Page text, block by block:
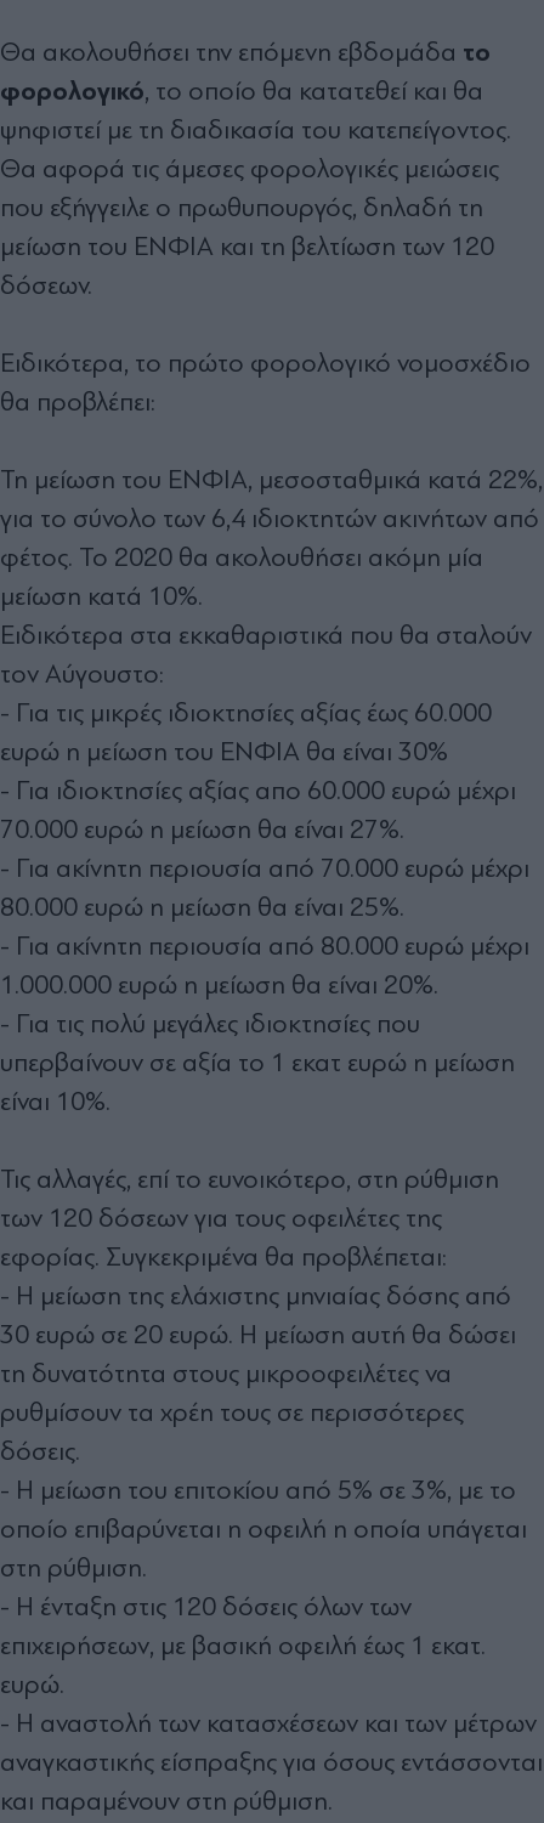
Θα ακολουθήσει την επόμενη εβδομάδα το
φορολογικό, το οποίο θα κατατεθεί και θα
ψηφιστεί με τη διαδικασία του κατεπείγοντος.
Θα αφορά τις άμεσες φορολογικές μειώσεις
που εξήγγειλε ο πρωθυπουργός, δηλαδή τη
μείωση του ΕΝΦΙΑ και τη βελτίωση των 120
δόσεων.
Ειδικότερα, το πρώτο φορολογικό νομοσχέδιο
θα προβλέπει:
Τη μείωση του ΕΝΦΙΑ, μεσοσταθμικά κατά 22%,
για το σύνολο των 6,4 ιδιοκτητών ακινήτων από
φέτος. Το 2020 θα ακολουθήσει ακόμη μία
μείωση κατά 10%.
Ειδικότερα στα εκκαθαριστικά που θα σταλούν
τον Αύγουστο:
- Για τις μικρές ιδιοκτησίες αξίας έως 60.000
ευρώ η μείωση του ΕΝΦΙΑ θα είναι 30%
- Για ιδιοκτησίες αξίας απο 60.000 ευρώ μέχρι
70.000 ευρώ η μείωση θα είναι 27%.
- Για ακίνητη περιουσία από 70.000 ευρώ μέχρι
80.000 ευρώ η μείωση θα είναι 25%.
- Για ακίνητη περιουσία από 80.000 ευρώ μέχρι
1.000.000 ευρώ η μείωση θα είναι 20%.
- Για τις πολύ μεγάλες ιδιοκτησίες που
υπερβαίνουν σε αξία το 1 εκατ ευρώ η μείωση
είναι 10%.
Τις αλλαγές, επί το ευνοικότερο, στη ρύθμιση
των 120 δόσεων για τους οφειλέτες της
εφορίας. Συγκεκριμένα θα προβλέπεται:
- Η μείωση της ελάχιστης μηνιαίας δόσης από
30 ευρώ σε 20 ευρώ. Η μείωση αυτή θα δώσει
τη δυνατότητα στους μικροοφειλέτες να
ρυθμίσουν τα χρέη τους σε περισσότερες
δόσεις.
- Η μείωση του επιτοκίου από 5% σε 3%, με το
οποίο επιβαρύνεται η οφειλή η οποία υπάγεται
στη ρύθμιση.
- Η ένταξη στις 120 δόσεις όλων των
επιχειρήσεων, με βασική οφειλή έως 1 εκατ.
ευρώ.
- Η αναστολή των κατασχέσεων και των μέτρων
αναγκαστικής είσπραξης για όσους εντάσσονται
και παραμένουν στη ρύθμιση.